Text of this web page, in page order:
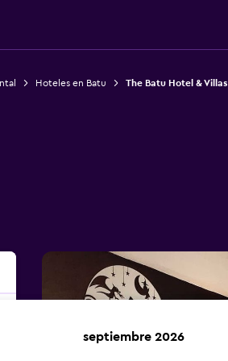
Hoteles en Batu The Batu Hotel & Villas
septiembre 2026